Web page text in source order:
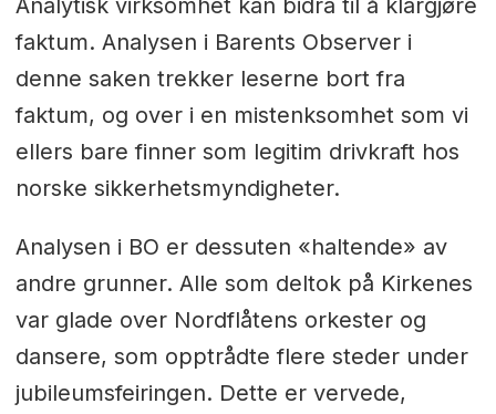
Analytisk virksomhet kan bidra til å klargjøre
faktum. Analysen i Barents Observer i
denne saken trekker leserne bort fra
faktum, og over i en mistenksomhet som vi
ellers bare finner som legitim drivkraft hos
norske sikkerhetsmyndigheter.
Analysen i BO er dessuten «haltende» av
andre grunner. Alle som deltok på Kirkenes
var glade over Nordflåtens orkester og
dansere, som opptrådte flere steder under
jubileumsfeiringen. Dette er vervede,